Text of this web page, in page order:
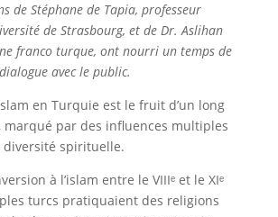
de Stéphane de Tapia, professeur
de Strasbourg, et de Dr. Aslihan
franco turque, ont nourri un temps de
avec le public.
en Turquie est le fruit d’un long
marqué par des influences multiples
spirituelle.
à l’islam entre le VIIIᵉ et le XIᵉ
turcs pratiquaient des religions